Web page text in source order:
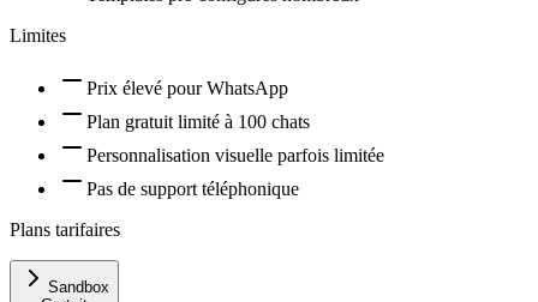
Limites
Prix élevé pour WhatsApp
Plan gratuit limité à 100 chats
Personnalisation visuelle parfois limitée
Pas de support téléphonique
Plans tarifaires
Sandbox